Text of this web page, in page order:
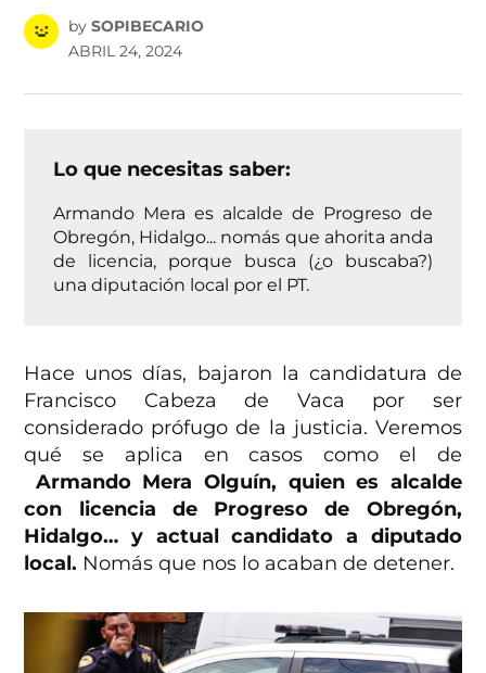
by SOPIBECARIO
ABRIL 24, 2024
Lo que necesitas saber:
Armando Mera es alcalde de Progreso de
Obregón, Hidalgo... nomás que ahorita anda
de licencia, porque busca (¿o buscaba?)
una diputación local por el PT.
Hace unos días, bajaron la candidatura de
Francisco Cabeza de Vaca por ser
considerado prófugo de la justicia. Veremos
qué se aplica en casos como el de
Armando Mera Olguín, quien es alcalde
con licencia de Progreso de Obregón,
Hidalgo… y actual candidato a diputado
local. Nomás que nos lo acaban de detener.